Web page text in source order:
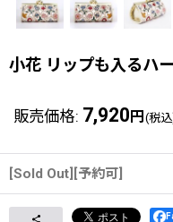
小花 リップも入るハ
販売価格: 7,920 円 (税
[Sold Out][予約可]